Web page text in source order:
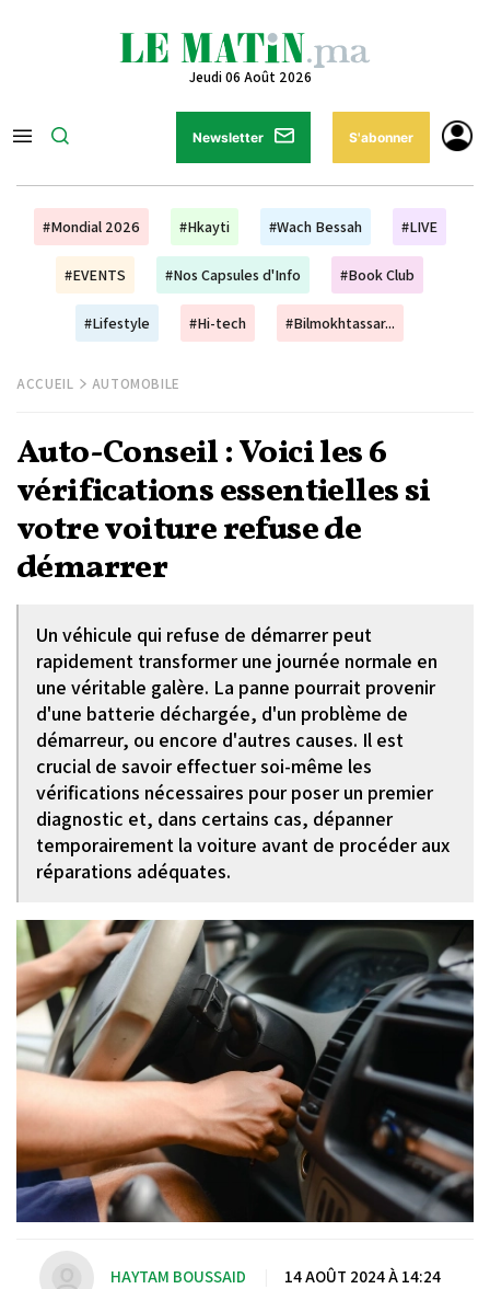
Jeudi 06 Août 2026
Newsletter S'abonner
#Mondial 2026 #Hkayti #Wach Bessah #LIVE
#EVENTS #Nos Capsules d'Info #Book Club
#Lifestyle #Hi-tech #Bilmokhtassar...
ACCUEIL AUTOMOBILE
Auto-Conseil : Voici les 6
vérifications essentielles si
votre voiture refuse de
démarrer
Un véhicule qui refuse de démarrer peut
rapidement transformer une journée normale en
une véritable galère. La panne pourrait provenir
d'une batterie déchargée, d'un problème de
démarreur, ou encore d'autres causes. Il est
crucial de savoir effectuer soi-même les
vérifications nécessaires pour poser un premier
diagnostic et, dans certains cas, dépanner
temporairement la voiture avant de procéder aux
réparations adéquates.
HAYTAM BOUSSAID 14 AOÛT 2024 À 14:24